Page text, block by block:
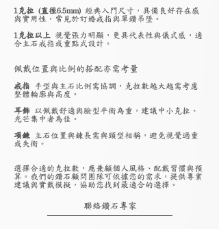
1克拉 (直徑6.5mm) 經典入門尺寸，具備良好存在感
與實用性，常見於訂婚戒指與單鑽吊墜。
1克拉以上 視覺張力明顯，更具代表性與儀式感，適
合主石戒指或重點式設計。
佩戴位置與比例的搭配亦需考量
戒指 手型與主石比例需協調，克拉數越大越需考慮
整體輪廓與高度。
耳飾 以佩戴舒適與臉型平衡為重，建議中小克拉、
光芒集中者為佳。
項鍊 主石位置與鍊長需與頸型相稱，避免視覺過重
或失衡。
選擇合適的克拉數，應兼顧個人風格、配戴習慣與預
算。我們的鑽石顧問團隊可依據您的需求，提供專業
建議與實戴模擬，協助您找到最適合的選擇。
聯絡鑽石專家